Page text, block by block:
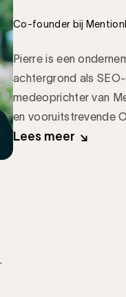
Co-founder bij
Pierre is een
achtergrond als
medeoprichter van
en vooruitstrevende
Lees meer